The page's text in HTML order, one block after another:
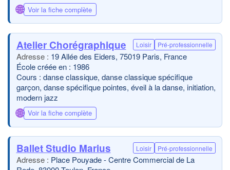
🌐 Voir la fiche complète
Atelier Chorégraphique Loisir Pré-professionnelle
19 Allée des Eiders, 75019 Paris, France
École créée en : 1986
Cours : danse classique, danse classique spécifique
garçon, danse spécifique pointes, éveil à la danse, initiation,
modern jazz
🌐 Voir la fiche complète
Ballet Studio Marius Loisir Pré-professionnelle
Place Pouyade - Centre Commercial de La